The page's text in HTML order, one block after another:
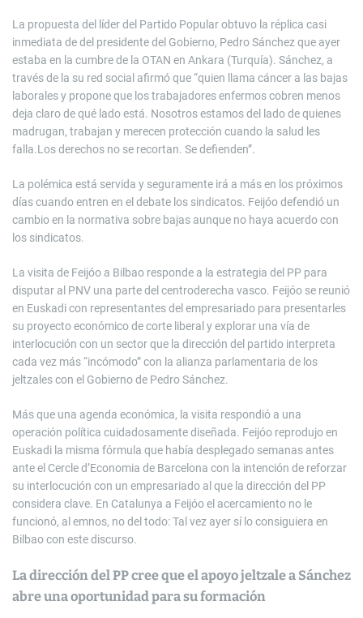
La propuesta del líder del Partido Popular obtuvo la réplica casi
inmediata de del presidente del Gobierno, Pedro Sánchez que ayer
estaba en la cumbre de la OTAN en Ankara (Turquía). Sánchez, a
través de la su red social afirmó que “quien llama cáncer a las bajas
laborales y propone que los trabajadores enfermos cobren menos
deja claro de qué lado está. Nosotros estamos del lado de quienes
madrugan, trabajan y merecen protección cuando la salud les
falla.Los derechos no se recortan. Se defienden”.
La polémica está servida y seguramente irá a más en los próximos
días cuando entren en el debate los sindicatos. Feijóo defendió un
cambio en la normativa sobre bajas aunque no haya acuerdo con
los sindicatos.
La visita de Feijóo a Bilbao responde a la estrategia del PP para
disputar al PNV una parte del centroderecha vasco. Feijóo se reunió
en Euskadi con representantes del empresariado para presentarles
su proyecto económico de corte liberal y explorar una vía de
interlocución con un sector que la dirección del partido interpreta
cada vez más “incómodo” con la alianza parlamentaria de los
jeltzales con el Gobierno de Pedro Sánchez.
Más que una agenda económica, la visita respondió a una
operación política cuidadosamente diseñada. Feijóo reprodujo en
Euskadi la misma fórmula que había desplegado semanas antes
ante el Cercle d’Economia de Barcelona con la intención de reforzar
su interlocución con un empresariado al que la dirección del PP
considera clave. En Catalunya a Feijóo el acercamiento no le
funcionó, al emnos, no del todo: Tal vez ayer sí lo consiguiera en
Bilbao con este discurso.
La dirección del PP cree que el apoyo jeltzale a Sánchez
abre una oportunidad para su formación